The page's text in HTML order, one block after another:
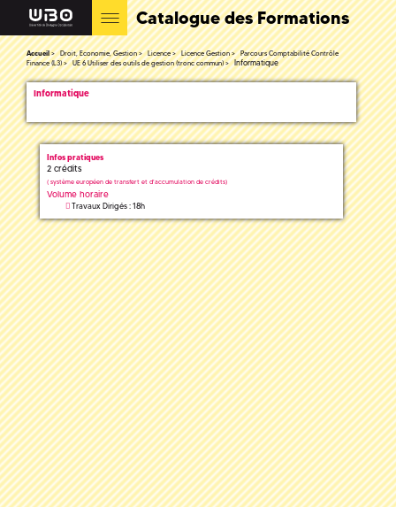
Catalogue des Formations
Accueil Droit, Economie, Gestion Licence Licence Gestion
Parcours Comptabilité Contrôle
Finance (L3)
UE 6 Utiliser des outils de gestion (tronc commun) Informatique
Informatique
Infos pratiques
2 crédits
( système européen de transfert et d'accumulation de crédits)
Volume horaire
Travaux Dirigés : 18h